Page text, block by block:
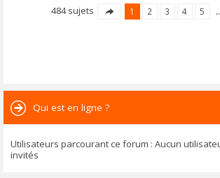
484 sujets 1 2 3 4 5
Qui est en ligne ?
Utilisateurs parcourant ce forum : Aucun
invités